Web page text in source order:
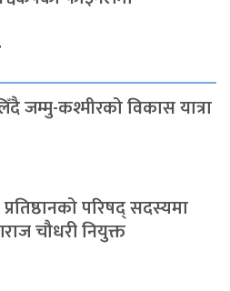
जम्मु-कश्मीरको विकास यात्रा
प्रतिष्ठानको परिषद् सदस्यमा
चौधरी नियुक्त